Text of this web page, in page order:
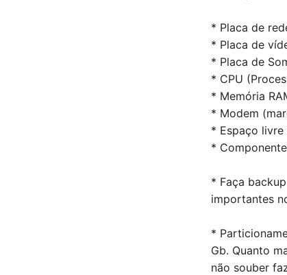
* Placa de
* Placa de
* Placa de
* CPU
* Memória
* Modem
* Espaço
*
* Faça
importantes
*
Gb. Quanto
não souber